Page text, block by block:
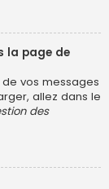
la page de
vos messages
allez dans le
des